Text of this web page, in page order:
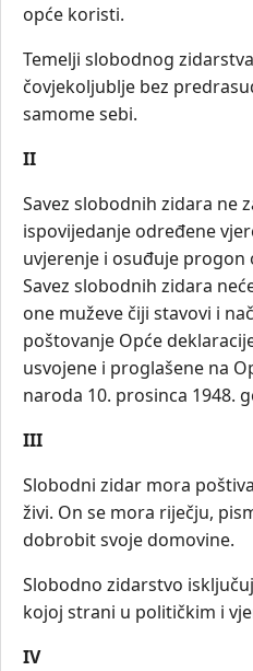
opće koristi.
Temelji slobodnog
čovjekoljublje bez
samome sebi.
II
Savez slobodnih zidara ne
ispovijedanje određene
uvjerenje i osuđuje
Savez slobodnih zidara
one muževe čiji stavovi i
poštovanje Opće
usvojene i proglašene na
naroda 10. prosinca 1948.
III
Slobodni zidar mora
živi. On se mora riječju,
dobrobit svoje domovine.
Slobodno zidarstvo
kojoj strani u političkim i
IV